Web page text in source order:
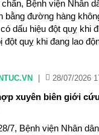
chẩn, Bệnh viện Nhân
bằng đường hàng
dấu hiệu đột quỵ khi
quỵ khi đang lao
28/07/2026
xuyên biên giới
7, Bệnh viện Nhân